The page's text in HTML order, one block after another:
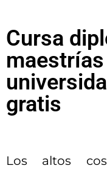
Cursa
gratis
Los altos